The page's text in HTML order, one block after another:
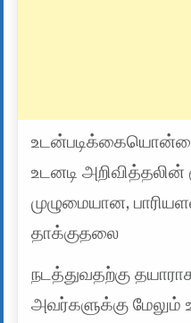
உடன்படிக்கையொன்றை
உடனடி அறிவித்தலின்
முழுமையான,
தாக்குதலை
நடத்துவதற்கு
அவர்களுக்கு மேலும்